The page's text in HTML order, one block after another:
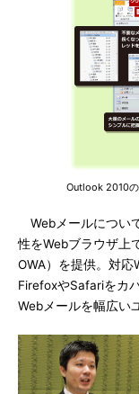
Outlook 2010
Webメールについ
性をWebブラウザ上
OWA）を提供。対応
FirefoxやSafariをカ
Webメールを幅広い